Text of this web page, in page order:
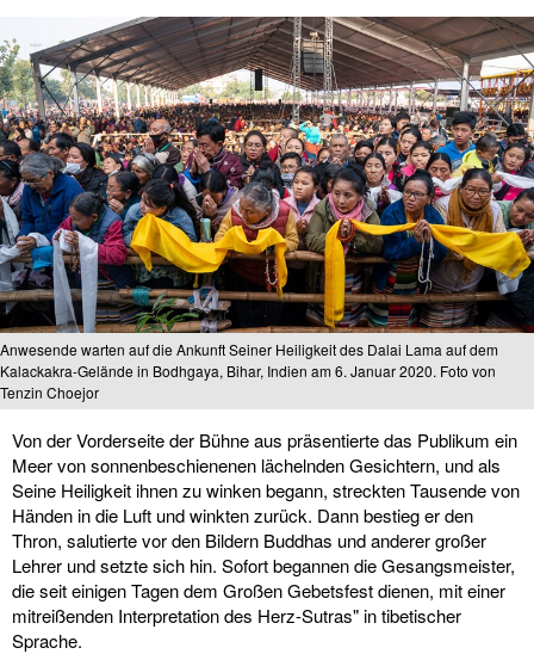
Anwesende warten auf die Ankunft Seiner Heiligkeit des Dalai Lama auf dem
Kalackakra-Gelände in Bodhgaya, Bihar, Indien am 6. Januar 2020. Foto von
Tenzin Choejor
Von der Vorderseite der Bühne aus präsentierte das Publikum ein
Meer von sonnenbeschienenen lächelnden Gesichtern, und als
Seine Heiligkeit ihnen zu winken begann, streckten Tausende von
Händen in die Luft und winkten zurück. Dann bestieg er den
Thron, salutierte vor den Bildern Buddhas und anderer großer
Lehrer und setzte sich hin. Sofort begannen die Gesangsmeister,
die seit einigen Tagen dem Großen Gebetsfest dienen, mit einer
mitreißenden Interpretation des Herz-Sutras" in tibetischer
Sprache.